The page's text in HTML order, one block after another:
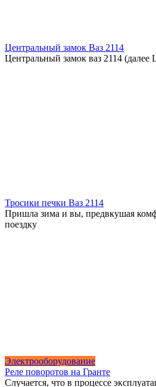
Центральный замок Ваз 2114
Центральный замок ваз 2114 (далее
Тросики печки Ваз 2114
Пришла зима и вы, предвкушая
поездку
Электрооборудование
Реле поворотов на Гранте
Случается, что в процессе